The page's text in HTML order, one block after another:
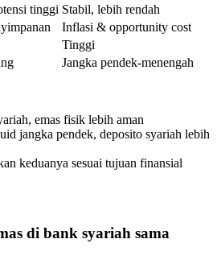
tinggi Stabil, lebih rendah
Inflasi & opportunity cost
Tinggi
Jangka pendek-menengah
emas fisik lebih aman
jangka pendek, deposito syariah lebih
keduanya sesuai tujuan finansial
di bank syariah sama